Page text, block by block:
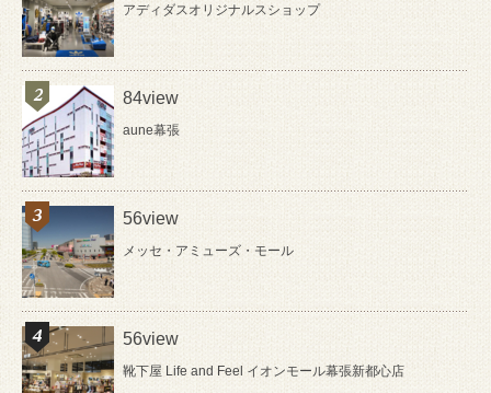
アディダスオリジナルスショップ
84view
aune幕張
56view
メッセ・アミューズ・モール
56view
靴下屋 Life and Feel イオンモール幕張新都心店